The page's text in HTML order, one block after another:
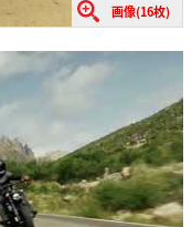
画像(16枚)